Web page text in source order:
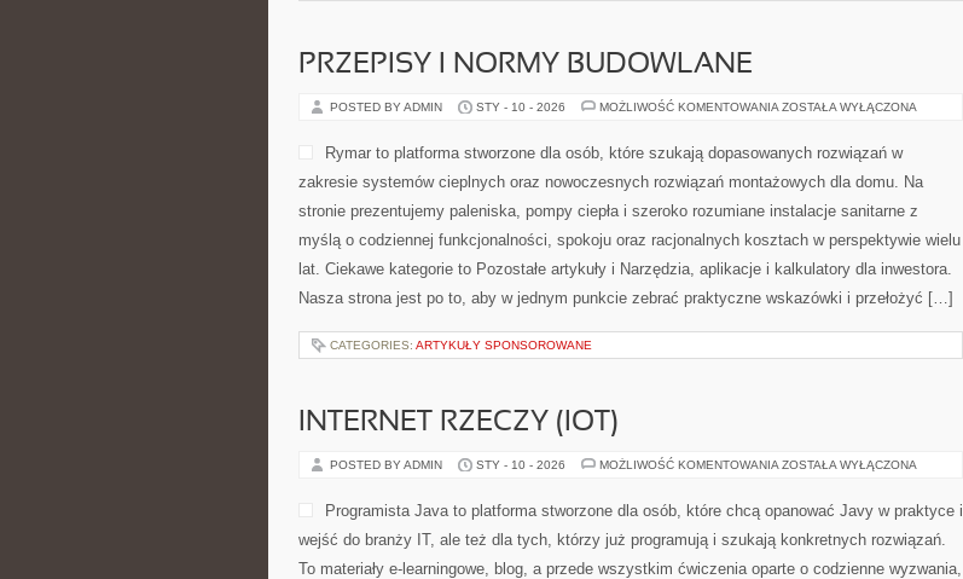
PRZEPISY I NORMY BUDOWLANE
POSTED BY ADMIN STY - 10 - 2026 MOŻLIWOŚĆ KOMENTOWANIA PRZEPISY
BUDOWLANE
ZOSTAŁA WYŁĄCZONA
Rymar to platforma stworzone dla osób, które szukają dopasowanych rozwiązań w
zakresie systemów cieplnych oraz nowoczesnych rozwiązań montażowych dla domu. Na
stronie prezentujemy paleniska, pompy ciepła i szeroko rozumiane instalacje sanitarne z
myślą o codziennej funkcjonalności, spokoju oraz racjonalnych kosztach w perspektywie wielu
lat. Ciekawe kategorie to Pozostałe artykuły i Narzędzia, aplikacje i kalkulatory dla inwestora.
Nasza strona jest po to, aby w jednym punkcie zebrać praktyczne wskazówki i przełożyć […]
CATEGORIES: ARTYKUŁY SPONSOROWANE
INTERNET RZECZY (IOT)
POSTED BY ADMIN STY - 10 - 2026 MOŻLIWOŚĆ KOMENTOWANIA INTERNET
ZOSTAŁA WYŁĄCZONA
Programista Java to platforma stworzone dla osób, które chcą opanować Javy w praktyce i
wejść do branży IT, ale też dla tych, którzy już programują i szukają konkretnych rozwiązań.
To materiały e-learningowe, blog, a przede wszystkim ćwiczenia oparte o codzienne wyzwania,